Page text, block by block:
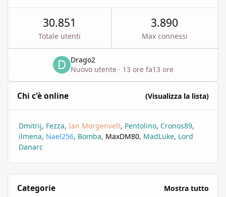
30.851
Totale utenti
3.890
Max connessi
Drago2
Nuovo utente · 13 ore fa13 ore
Chi c'è online (Visualizza la lista)
Dmitrij Fezza Ian Morgenvelt Pentolino Cronos89
ilmena Nael256 Bomba MaxDM80 MadLuke Lord
Danarc
Categorie Mostra tutto